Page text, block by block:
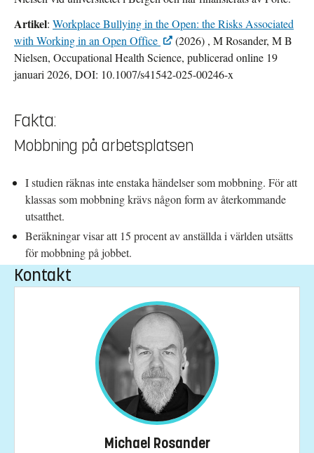
Artikel: Workplace Bullying in the Open: the Risks Associated
with Working in an Open Office
(2026) , M Rosander, M B
Nielsen, Occupational Health Science, publicerad online 19
januari 2026, DOI: 10.1007/s41542-025-00246-x
Fakta:
Mobbning på arbetsplatsen
I studien räknas inte enstaka händelser som mobbning. För att
klassas som mobbning krävs någon form av återkommande
utsatthet.
Beräkningar visar att 15 procent av anställda i världen utsätts
för mobbning på jobbet.
Kontakt
Michael Rosander